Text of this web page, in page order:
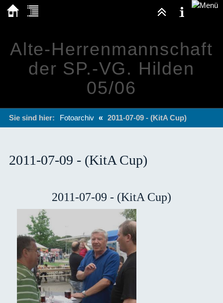
Alte-Herrenmannschaft
der SP.-VG. Hilden
05/06
Sie sind hier: Fotoarchiv « 2011-07-09 - (KitA Cup)
2011-07-09 - (KitA Cup)
2011-07-09 - (KitA Cup)